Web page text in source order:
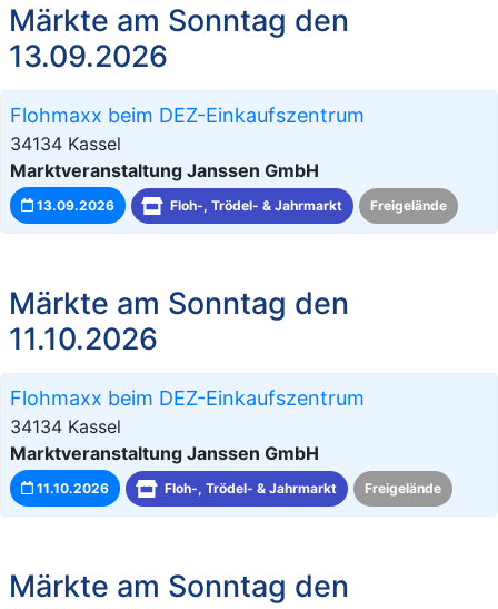
Märkte am Sonntag den
13.09.2026
Flohmaxx beim DEZ-Einkaufszentrum
34134 Kassel
Marktveranstaltung Janssen GmbH
13.09.2026 Floh-, Trödel- & Jahrmarkt Freigelände
Märkte am Sonntag den
11.10.2026
Flohmaxx beim DEZ-Einkaufszentrum
34134 Kassel
Marktveranstaltung Janssen GmbH
11.10.2026 Floh-, Trödel- & Jahrmarkt Freigelände
Märkte am Sonntag den